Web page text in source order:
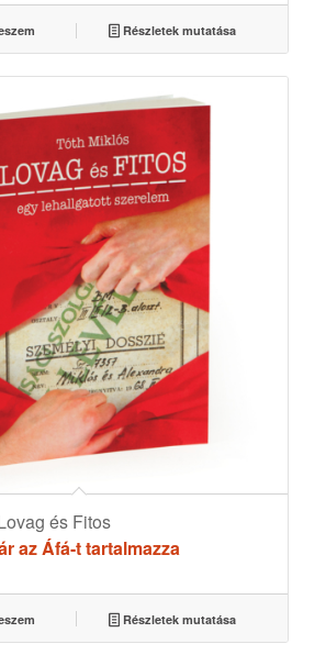
Részletek mutatása
és Fitos
az Áfá-t tartalmazza
Részletek mutatása